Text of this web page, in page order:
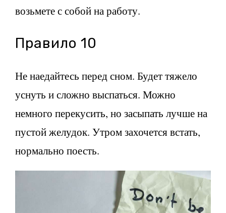
возьмете с собой на работу.
Правило 10
Не наедайтесь перед сном. Будет тяжело
уснуть и сложно выспаться. Можно
немного перекусить, но засыпать лучше на
пустой желудок. Утром захочется встать,
нормально поесть.